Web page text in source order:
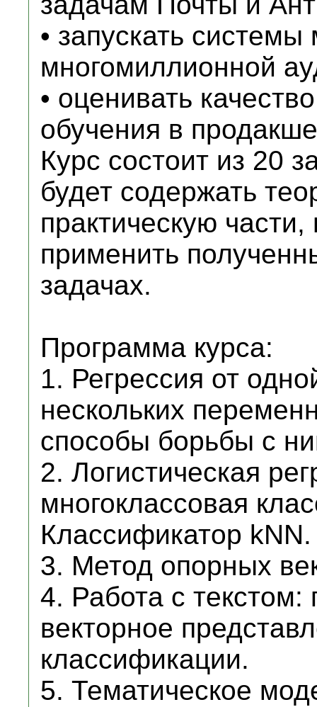
• запускать
многомиллионной
• оценивать
обучения в
Курс состоит из 20
будет содержать
практическую
применить
задачах.
Программа курса:
1. Регрессия от
нескольких
способы борьбы с
2. Логистическая
многоклассовая
Классификатор kNN.
3. Метод опорных
4. Работа с текстом:
векторное
классификации.
5. Тематическое